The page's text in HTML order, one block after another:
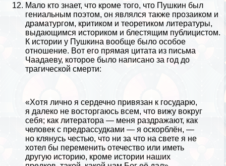
Мало кто знает, что кроме того, что Пушкин был
гениальным поэтом, он являлся также прозаиком и
драматургом, критиком и теоретиком литературы,
выдающимся историком и блестящим публицистом.
К истории у Пушкина вообще было особое
отношение. Вот его прямая цитата из письма
Чаадаеву, которое было написано за год до
трагической cмepти:
«Хотя лично я сердечно привязан к государю,
я далеко не восторгаюсь всем, что вижу вокруг
себя; как литератора — меня раздражают, как
человек с предрассудками — я оскорблён, —
но клянусь честью, что ни за что на свете я не
хотел бы переменить отечество или иметь
другую историю, кроме истории наших